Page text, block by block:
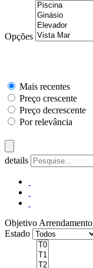
Opções
Mais recentes
Preço crescente
Preço decrescente
Por relevância
details
Objetivo Arrendamento
Estado